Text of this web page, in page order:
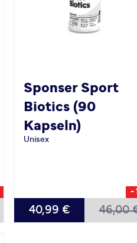
-
Sponser Sport
Biotics (90
Kapseln)
Unisex
40,99 € 46,00